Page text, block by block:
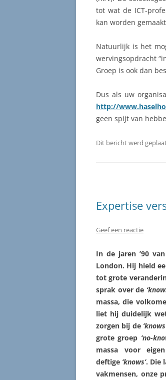
tot wat de ICT-
kan worden
Natuurlijk is het
wervingsopdracht
Groep is ook dan
Dus als uw
http://
geen spijt van
Dit bericht werd
Expertise
Geef een reactie
In de jaren ’90
London. Hij hield
tot grote
sprak over de
massa, die
liet hij duidelijk
zorgen bij de
grote groep ‘no-
massa voor
deftige ‘knows’. Die
vakmensen, onze